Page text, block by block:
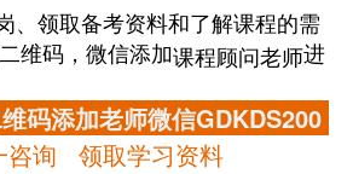
、领取备考资料和了解课程的需
维码，微信添加课程顾问老师进
码添加老师微信GDKDS200
咨询 领取学习资料